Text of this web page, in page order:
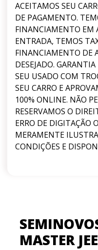
ACEITAMOS SEU
DE PAGAMENTO.
FINANCIAMENTO EM
ENTRADA, TEMOS
FINANCIAMENTO DE
DESEJADO.
SEU USADO COM
SEU CARRO E
100% ONLINE. NÃO
RESERVAMOS O
ERRO DE DIGITAÇÃO
MERAMENTE
CONDIÇÕES E
MASTER